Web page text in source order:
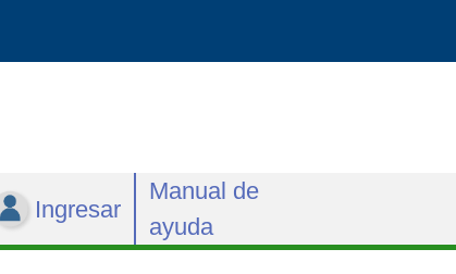
Ingresar
Manual de
ayuda